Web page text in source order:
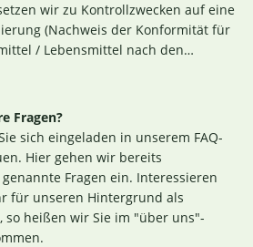
wir zu Kontrollzwecken auf eine
der Konformität für
/ Lebensmittel nach den
und der Verordnung EG
Parlaments). Das aktuelle
. Darüber hinaus beginnt für uns
erstklassigen Produktqualität
Durchleuchtung und Auswahl
Die Produktion nach GMP-
wichtiges Kriterium. Losgelöst von
untersuchen wir zusätzlich, ohne
zu sein, einen Großteil der
Fragen?
sich eingeladen in unserem FAQ-
Hier gehen wir bereits
Fragen ein. Interessieren
für unseren Hintergrund als
so heißen wir Sie im "über uns"-